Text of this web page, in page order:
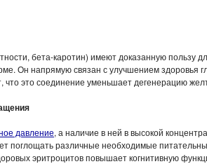
бета-каротин) имеют доказанную пользу
Он напрямую связан с улучшением здоровья
это соединение уменьшает дегенерацию
давление, а наличие в ней в высокой
поглощать различные необходимые
эритроцитов повышает когнитивную